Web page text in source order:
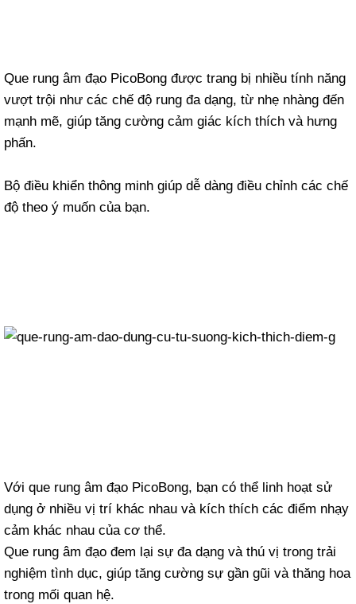
Que rung âm đạo PicoBong được trang bị nhiều tính năng
vượt trội như các chế độ rung đa dạng, từ nhẹ nhàng đến
mạnh mẽ, giúp tăng cường cảm giác kích thích và hưng
phấn.
Bộ điều khiển thông minh giúp dễ dàng điều chỉnh các chế
độ theo ý muốn của bạn.
Với que rung âm đạo PicoBong, bạn có thể linh hoạt sử
dụng ở nhiều vị trí khác nhau và kích thích các điểm nhạy
cảm khác nhau của cơ thể.
Que rung âm đạo đem lại sự đa dạng và thú vị trong trải
nghiệm tình dục, giúp tăng cường sự gần gũi và thăng hoa
trong mối quan hệ.